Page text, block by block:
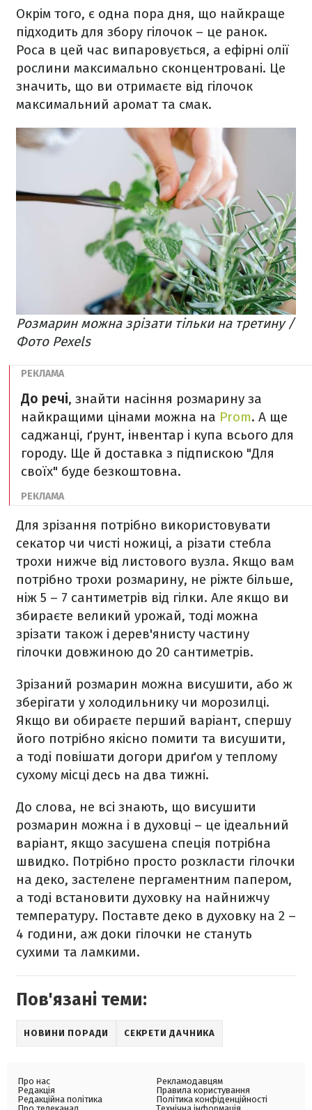
Окрім того, є одна пора дня, що найкраще
підходить для збору гілочок – це ранок.
Роса в цей час випаровується, а ефірні олії
рослини максимально сконцентровані. Це
значить, що ви отримаєте від гілочок
максимальний аромат та смак.
Розмарин можна зрізати тільки на третину /
Фото Pexels
До речі, знайти насіння розмарину за
найкращими цінами можна на Prom. А ще
саджанці, ґрунт, інвентар і купа всього для
городу. Ще й доставка з підпискою "Для
своїх" буде безкоштовна.
Для зрізання потрібно використовувати
секатор чи чисті ножиці, а різати стебла
трохи нижче від листового вузла. Якщо вам
потрібно трохи розмарину, не ріжте більше,
ніж 5 – 7 сантиметрів від гілки. Але якщо ви
збираєте великий урожай, тоді можна
зрізати також і дерев'янисту частину
гілочки довжиною до 20 сантиметрів.
Зрізаний розмарин можна висушити, або ж
зберігати у холодильнику чи морозилці.
Якщо ви обираєте перший варіант, спершу
його потрібно якісно помити та висушити,
а тоді повішати догори дриґом у теплому
сухому місці десь на два тижні.
До слова, не всі знають, що висушити
розмарин можна і в духовці – це ідеальний
варіант, якщо засушена спеція потрібна
швидко. Потрібно просто розкласти гілочки
на деко, застелене пергаментним папером,
а тоді встановити духовку на найнижчу
температуру. Поставте деко в духовку на 2 –
4 години, аж доки гілочки не стануть
сухими та ламкими.
Пов'язані теми:
НОВИНИ ПОРАДИ СЕКРЕТИ ДАЧНИКА
Про нас
Редакція
Редакційна політика
Рекламодавцям
Правила користування
Політика конфіденційності